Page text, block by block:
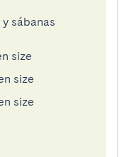
sábanas
size
size
size